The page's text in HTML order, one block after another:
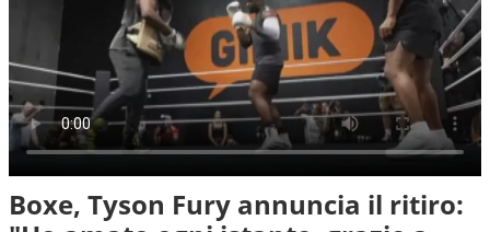
Boxe, Tyson Fury annuncia il ritiro: